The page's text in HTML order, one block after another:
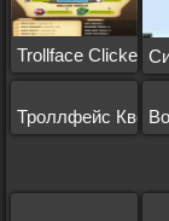
Trollface Clicker
Троллфейс